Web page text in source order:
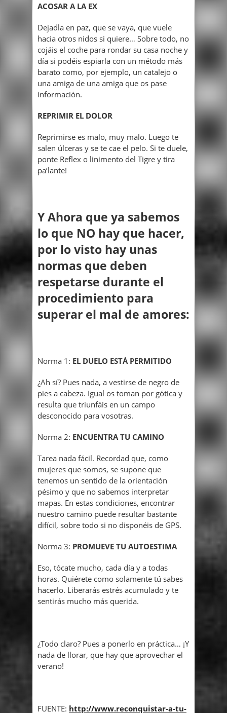
ACOSAR A LA EX
Dejadla en paz, que se vaya, que vuele
hacia otros nidos si quiere… Sobre todo, no
cojáis el coche para rondar su casa noche y
día si podéis espiarla con un método más
barato como, por ejemplo, un catalejo o
una amiga de una amiga que os pase
información.
REPRIMIR EL DOLOR
Reprimirse es malo, muy malo. Luego te
salen úlceras y se te cae el pelo. Si te duele,
ponte Reflex o linimento del Tigre y tira
pa’lante!
Y Ahora que ya sabemos
lo que NO hay que hacer,
por lo visto hay unas
normas que deben
respetarse durante el
procedimiento para
superar el mal de amores:
Norma 1: EL DUELO ESTÁ PERMITIDO
¿Ah sí? Pues nada, a vestirse de negro de
pies a cabeza. Igual os toman por gótica y
resulta que triunfáis en un campo
desconocido para vosotras.
Norma 2: ENCUENTRA TU CAMINO
Tarea nada fácil. Recordad que, como
mujeres que somos, se supone que
tenemos un sentido de la orientación
pésimo y que no sabemos interpretar
mapas. En estas condiciones, encontrar
nuestro camino puede resultar bastante
difícil, sobre todo si no disponéis de GPS.
Norma 3: PROMUEVE TU AUTOESTIMA
Eso, tócate mucho, cada día y a todas
horas. Quiérete como solamente tú sabes
hacerlo. Liberarás estrés acumulado y te
sentirás mucho más querida.
¿Todo claro? Pues a ponerlo en práctica… ¡Y
nada de llorar, que hay que aprovechar el
verano!
FUENTE: http://www.reconquistar-a-tu-